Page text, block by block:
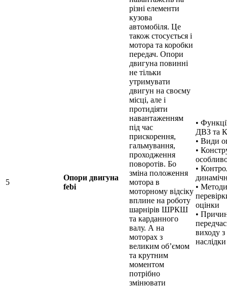
5
Опори двигуна
febi
різні елементи
кузова
автомобіля. Це
також стосується і
мотора та коробки
передач. Опори
двигуна повинні
не тільки
утримувати
двигун на своєму
місці, але і
протидіяти
навантаженням
під час
прискорення,
гальмування,
проходження
поворотів. Бо
зміна положення
мотора в
моторному відсіку
вплине на роботу
шарнірів ШРКШ
та карданного
валу. А на
моторах з
великим об’ємом
та крутним
моментом
потрібно
змінювати
•
ДВЗ та
• Види
•
•
• Методи
оцінки
•
виходу з
наслідки